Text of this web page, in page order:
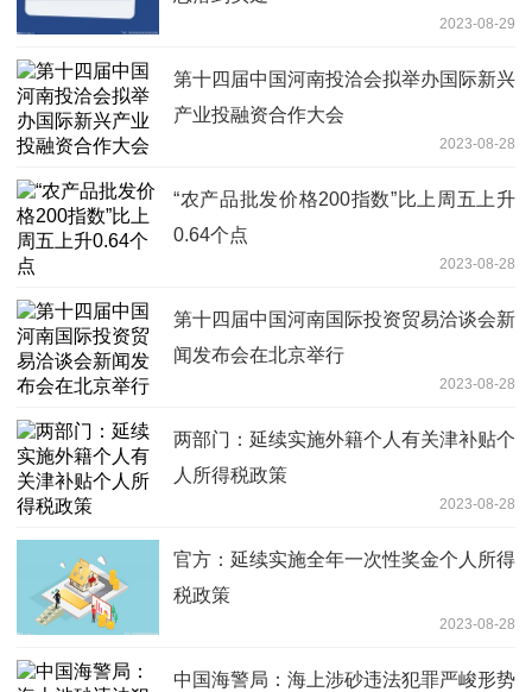
2023-08-29
第十四届中国河南投洽会拟举办国际新兴
产业投融资合作大会
2023-08-28
“农产品批发价格200指数”比上周五上升
0.64个点
2023-08-28
第十四届中国河南国际投资贸易洽谈会新
闻发布会在北京举行
2023-08-28
两部门：延续实施外籍个人有关津补贴个
人所得税政策
2023-08-28
官方：延续实施全年一次性奖金个人所得
税政策
2023-08-28
中国海警局：海上涉砂违法犯罪严峻形势